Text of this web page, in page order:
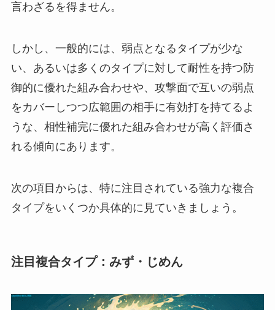
言わざるを得ません。
しかし、一般的には、弱点となるタイプが少な
い、あるいは多くのタイプに対して耐性を持つ防
御的に優れた組み合わせや、攻撃面で互いの弱点
をカバーしつつ広範囲の相手に有効打を持てるよ
うな、相性補完に優れた組み合わせが高く評価さ
れる傾向にあります。
次の項目からは、特に注目されている強力な複合
タイプをいくつか具体的に見ていきましょう。
注目複合タイプ：みず・じめん